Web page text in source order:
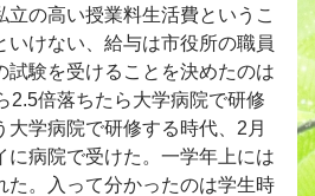
立の高い授業料生活費というこ
いけない、給与は市役所の職員
試験を受けることを決めたのは
2.5倍落ちたら大学病院で研修
学病院で研修する時代、2月
に病院で受けた。一学年上には
た。入って分かったのは学生時